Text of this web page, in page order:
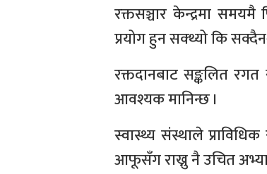
रक्तसञ्चार केन्द्रमा
प्रयोग हुन सक्थ्यो कि
रक्तदानबाट सङ्कलित
आवश्यक मानिन्छ ।
स्वास्थ्य संस्थाले
आफूसँग राख्नु नै उचित